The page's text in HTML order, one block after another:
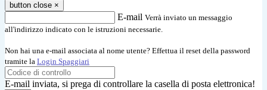
button close ×
E-mail Verrà inviato un messaggio
all'indirizzo indicato con le istruzioni necessarie.
Non hai una e-mail associata al nome utente? Effettua il reset della password
tramite la Login Spaggiari
E-mail inviata, si prega di controllare la casella di posta elettronica!